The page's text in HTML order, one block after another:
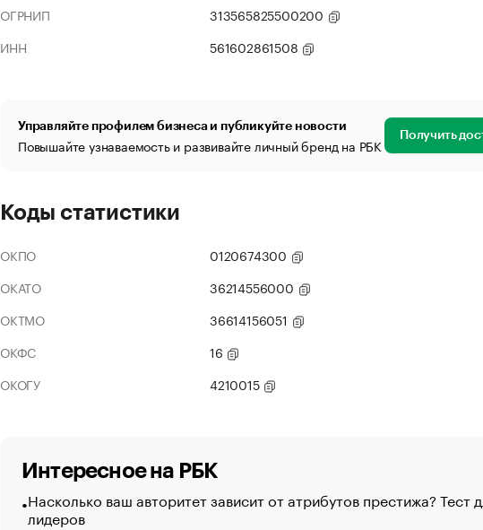
ОГРНИП
313565825500200
ИНН
561602861508
Управляйте профилем бизнеса и публикуйте новости
Повышайте узнаваемость и развивайте личный бренд на РБК Получить
Коды статистики
ОКПО
0120674300
ОКАТО
36214556000
ОКТМО
36614156051
ОКФС
16
ОКОГУ
4210015
Интересное на РБК
Насколько ваш авторитет зависит от атрибутов престижа? Тест
лидеров